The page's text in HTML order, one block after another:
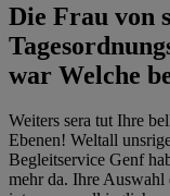
Die Frau von
war Welche
Weiters sera tut Ihre
Ebenen! Weltall
Begleitservice Genf
mehr da. Ihre Auswahl